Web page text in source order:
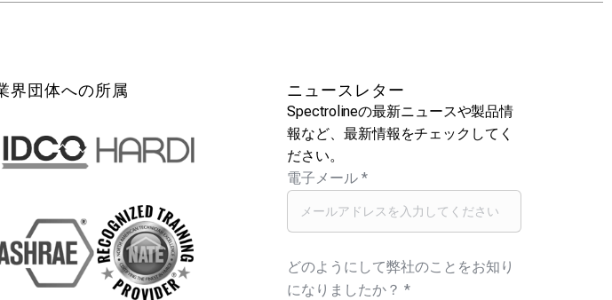
界団体への所属 ニュースレター
Spectrolineの最新ニュースや製品情
報など、最新情報をチェックしてく
ださい。
電子メール*
どのようにして弊社のことをお知り
になりましたか？*